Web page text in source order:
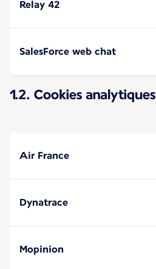
Relay 42
SalesForce web chat
1.2. Cookies analytiques
Air France
Dynatrace
Mopinion